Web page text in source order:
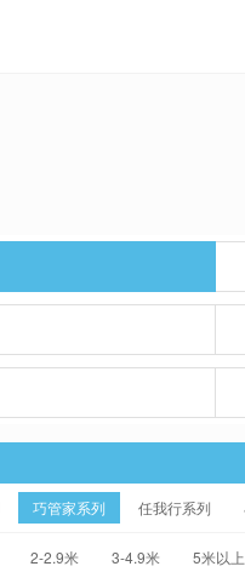
巧管家系列 任我行系列
2-2.9米 3-4.9米 5米以上